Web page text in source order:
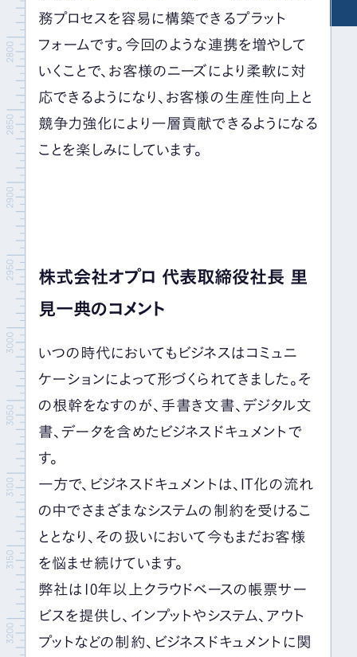
務プロセスを容易に構築できるプラット
フォームです。今回のような連携を増やして
いくことで、お客様のニーズにより柔軟に対
応できるようになり、お客様の生産性向上と
競争力強化により一層貢献できるようになる
ことを楽しみにしています。
株式会社オプロ 代表取締役社長 里
見一典のコメント
いつの時代においてもビジネスはコミュニ
ケーションによって形づくられてきました。そ
の根幹をなすのが、手書き文書、デジタル文
書、データを含めたビジネスドキュメントで
す。
一方で、ビジネスドキュメントは、
IT化の流れ
の中でさまざまなシステムの制約を受けるこ
ととなり、その扱いにおいて今もまだお客様
を悩ませ続けています。
弊社は
10年以上クラウドベースの帳票サー
ビスを提供し、インプットやシステム、アウト
プットなどの制約、ビジネスドキュメントに関